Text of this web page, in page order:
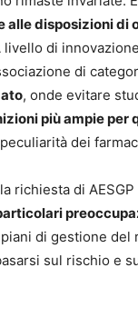
alle disposizioni di
di
di
, onde evitare
più ampie per
dei
richiesta di AESGP
di gestione del
sul rischio e